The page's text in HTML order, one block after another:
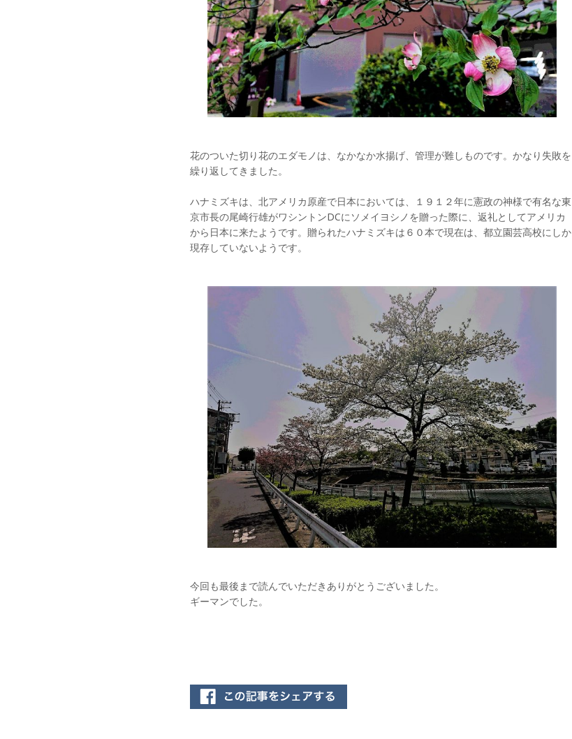
花のついた切り花のエダモノは、なかなか水揚げ、管理が難しものです。かなり失敗を
繰り返してきました。
ハナミズキは、北アメリカ原産で日本においては、１９１２年に憲政の神様で有名な東
京市長の尾崎行雄がワシントンDCにソメイヨシノを贈った際に、返礼としてアメリカ
から日本に来たようです。贈られたハナミズキは６０本で現在は、都立園芸高校にしか
現存していないようです。
今回も最後まで読んでいただきありがとうございました。
ギーマンでした。